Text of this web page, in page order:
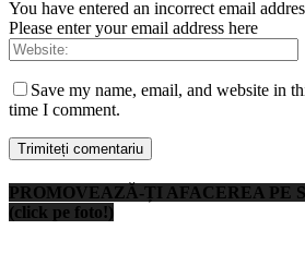
You have entered an incorrect email
Please enter your email address here
Save my name, email, and website in
time I comment.
PROMOVEAZĂ-ȚI AFACEREA PE
(click pe foto!)